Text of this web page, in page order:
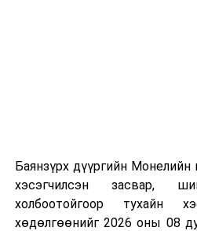
болон дулааны эрчим хүч
болдог. Зарим технологийн
үлдэх үнснээс фосфор зэрэг
авах боломжтой аж.
Баянзүрх дүүргийн
хэсэгчилсэн засвар,
холбоотойгоор тухайн
хөдөлгөөнийг 2026 оны 08